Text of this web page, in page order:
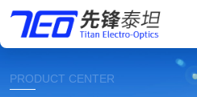
PRODUCT CENTER